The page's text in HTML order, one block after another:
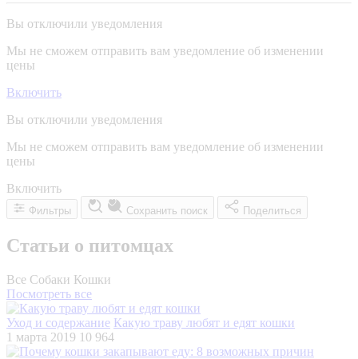
Вы отключили уведомления
Мы не сможем отправить вам уведомление об изменении
цены
Включить
Вы отключили уведомления
Мы не сможем отправить вам уведомление об изменении
цены
Включить
Фильтры Сохранить поиск Поделиться
Статьи о питомцах
Все Собаки Кошки
Посмотреть все
Уход и содержание Какую траву любят и едят кошки
1 марта 2019 10 964